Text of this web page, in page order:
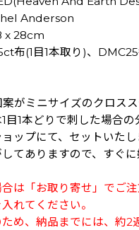
Anderson
x 28cm
布(1目1本取り)、
がミニサイズのクロスス
1本どりで刺した場合の
ップにて、セットいたし
てありますので、すぐに
は「お取り寄せ」でご注
れてください。
め、納品までには、約2